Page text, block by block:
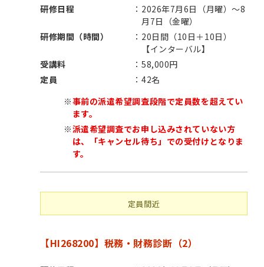
研修日程
2026年7月6日（月曜）～8
月7日（金曜）
研修期間（時間）
20日間（10日＋10日）
【インターバル】
受講料
58,000円
定員
42名
※事前の派遣希望調査段階で定員数を超えてい
ます。
※派遣希望調査でお申し込みされていない方
は、「キャンセル待ち」での受付けとなりま
す。
定員間近
【HI268200】税務・財務診断（2）